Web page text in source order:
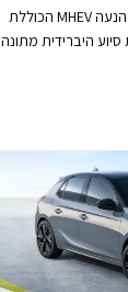
השקת אופל קורסה עם יחידת הנעה MHEV הכוללת
היברידית מתונה
צריכת דלק